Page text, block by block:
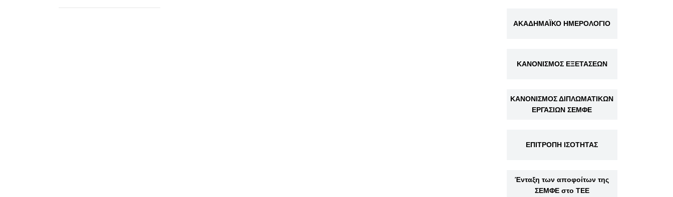
ΑΚΑΔΗΜΑΪΚΟ ΗΜΕΡΟΛΟΓΙΟ
ΚΑΝΟΝΙΣΜΟΣ ΕΞΕΤΑΣΕΩΝ
ΚΑΝΟΝΙΣΜΟΣ ΔΙΠΛΩΜΑΤΙΚΩΝ
ΕΡΓΑΣΙΩΝ ΣΕΜΦΕ
ΕΠΙΤΡΟΠΗ ΙΣΟΤΗΤΑΣ
Ένταξη των αποφοίτων της
ΣΕΜΦΕ στο ΤΕΕ